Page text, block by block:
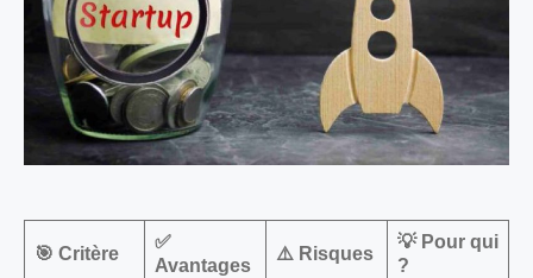
🎯 Critère
✅
Avantages
⚠️ Risques
💡 Pour qui
?